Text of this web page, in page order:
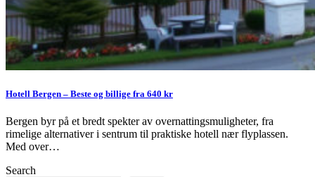
Hotell Bergen – Beste og billige fra 640 kr
Bergen byr på et bredt spekter av overnattingsmuligheter, fra
rimelige alternativer i sentrum til praktiske hotell nær flyplassen.
Med over…
Search